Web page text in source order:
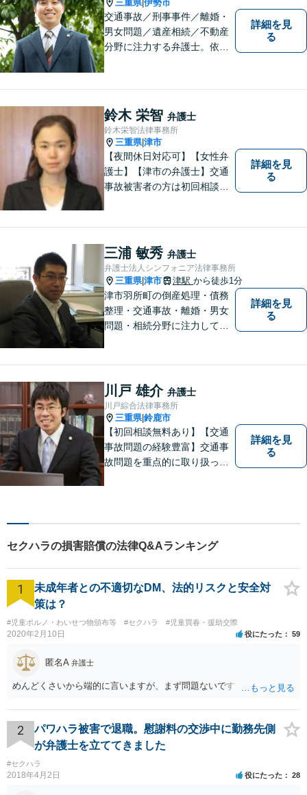
三重県|伊勢市
交通事故／刑事事件／離婚・
男女問題／遺産相続／不動産
分野に注力する弁護士。依頼
お気軽にご相談ください！
【離婚・男女問題の経験多
数】
詳細を見
る
鈴木 栄智 弁護士
鈴木栄智法律事務所
三重県|津市
【夜間休日対応可】【女性弁
護士】【津市の弁護士】交通
事故被害者の方は初回相談無
詳細を見
る
三浦 敏秀 弁護士
弁護士法人シンフォニア法律事務所
三重県|津市 津駅 から徒歩1分
津市羽所町の倒産処理・債務
整理・交通事故・離婚・男女
問題・相続分野に注力してい
相談は初回無料】【夜間予約
可能】
詳細を見
る
川戸 雄介 弁護士
川戸綜合法律事務所
三重県|鈴鹿市
【初回相談無料あり】【交通
事故問題の経験豊富】交通事
故問題を重点的に取り扱って
いても、あなたの身近な相談
ます。
詳細を見
る
セクハラの損害賠償の法律Q&Aランキング
1
未成年者との不適切なDM、法的リスクと安全対
策は？
#児童ポルノ・わいせつ物頒布等 #セクハラ #児童買春・援助交際
2020年2月10日 役にたった 59
匿名A 弁護士
めんどくさいから端的に言いますが、まず問題ないです
2
パワハラ被害で退職。慰謝料の交渉中に勤務先側
が弁護士を立ててきました
#セクハラ
2018年4月2日 役にたった 28